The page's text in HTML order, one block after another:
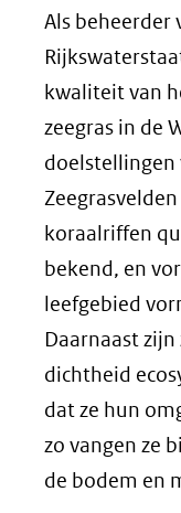
Als beheerder
kwaliteit van
zeegras in de
doelstellingen
koraalriffen
bekend, en
leefgebied
Daarnaast
dichtheid
dat ze hun
zo vangen ze
de bodem en